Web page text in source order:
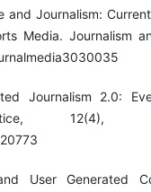
and Journalism:
Media. Journalism
Journalism 2.0:
12(4),
User Generated